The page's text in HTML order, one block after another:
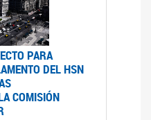
PARA
DEL HSN
COMISIÓN